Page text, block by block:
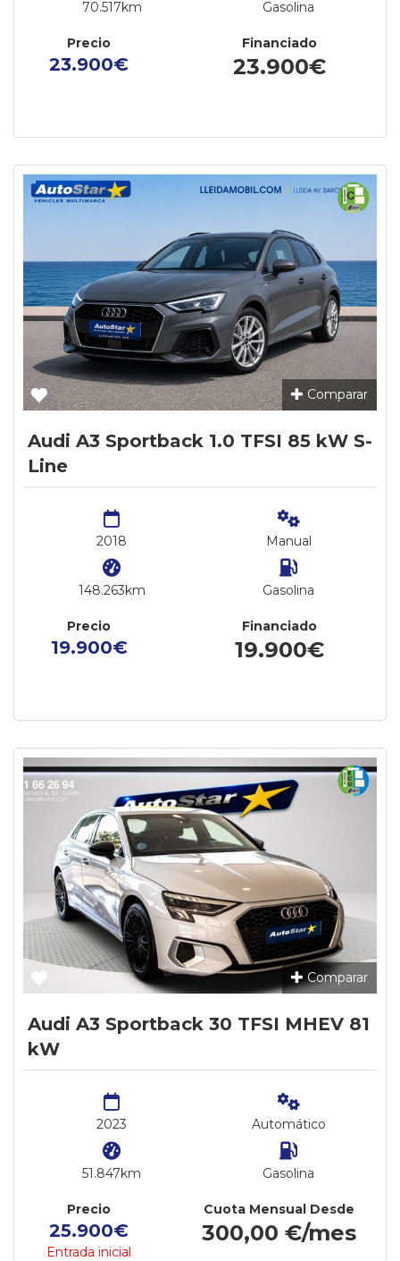
70.517km Gasolina
Precio
23.900€
Financiado
23.900€
Comparar
Audi A3 Sportback 1.0 TFSI 85 kW S-
Line
2018
148.263km
Manual
Gasolina
Precio
19.900€
Financiado
19.900€
Comparar
Audi A3 Sportback 30 TFSI MHEV 81
kW
2023
51.847km
Automático
Gasolina
Precio
25.900€
Entrada inicial
Cuota Mensual Desde
300,00 €/mes